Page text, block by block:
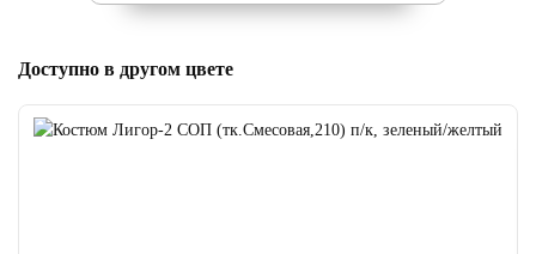
Доступно в другом цвете